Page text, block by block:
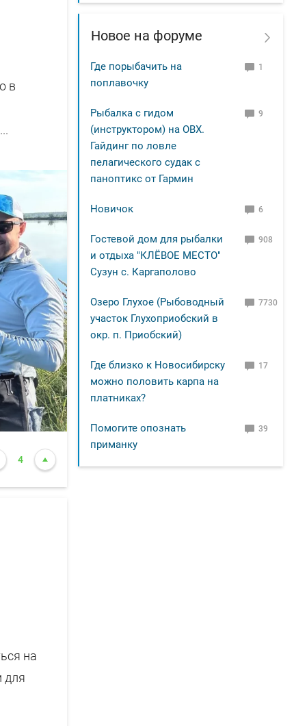
в
4
на
для
Новое на форуме
Где порыбачить на
поплавочку
1
Рыбалка с гидом
(инструктором) на ОВХ.
Гайдинг по ловле
пелагического судак с
паноптикс от Гармин
9
Новичок 6
Гостевой дом для рыбалки
и отдыха "КЛЁВОЕ МЕСТО"
Сузун с. Каргаполово
908
Озеро Глухое (Рыбоводный
участок Глухоприобский в
окр. п. Приобский)
7730
Где близко к Новосибирску
можно половить карпа на
платниках?
17
Помогите опознать
приманку
39